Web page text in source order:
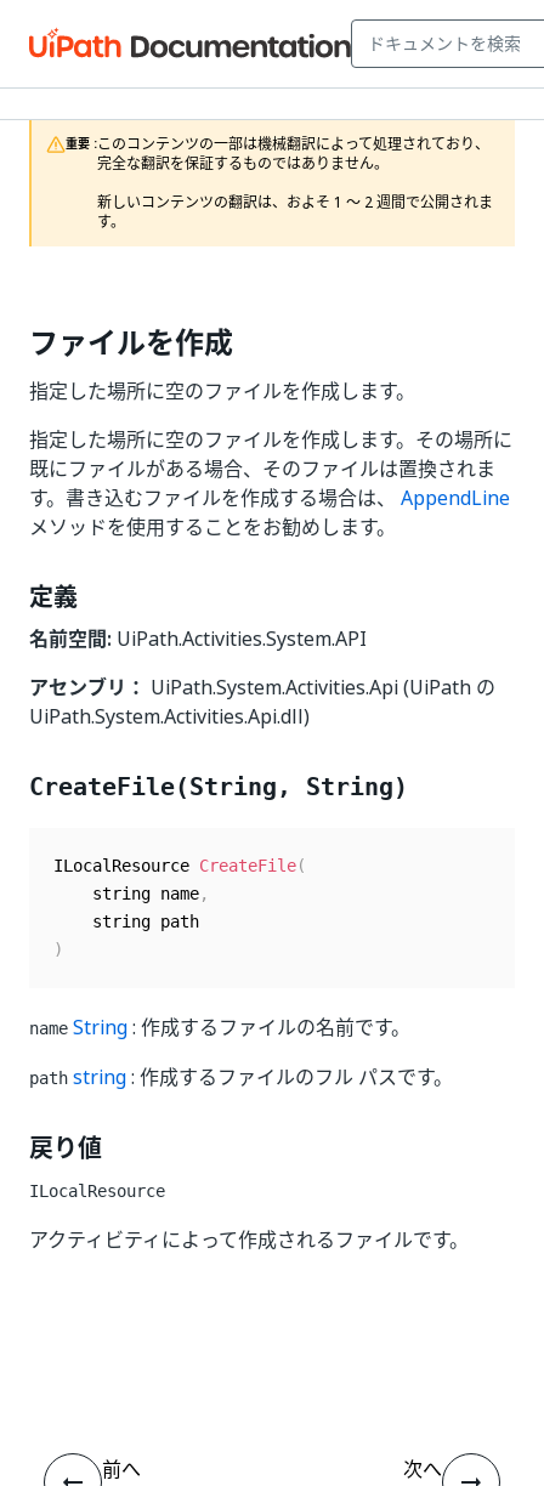
重要 :このコンテンツの一部は機械翻訳によって処理されており、
完全な翻訳を保証するものではありません。
新しいコンテンツの翻訳は、およそ 1 ～ 2 週間で公開されま
す。
ファイルを作成
指定した場所に空のファイルを作成します。
指定した場所に空のファイルを作成します。その場所に
既にファイルがある場合、そのファイルは置換されま
す。書き込むファイルを作成する場合は、 AppendLine
メソッドを使用することをお勧めします。
定義
名前空間: UiPath.Activities.System.API
アセンブリ： UiPath.System.Activities.Api (UiPath の
UiPath.System.Activities.Api.dll)
CreateFile(String, String)
ILocalResource CreateFile(
    string name
,
)
name String: 作成するファイルの名前です。
path string: 作成するファイルのフル パスです。
戻り値
ILocalResource
アクティビティによって作成されるファイルです。
前へ
次へ